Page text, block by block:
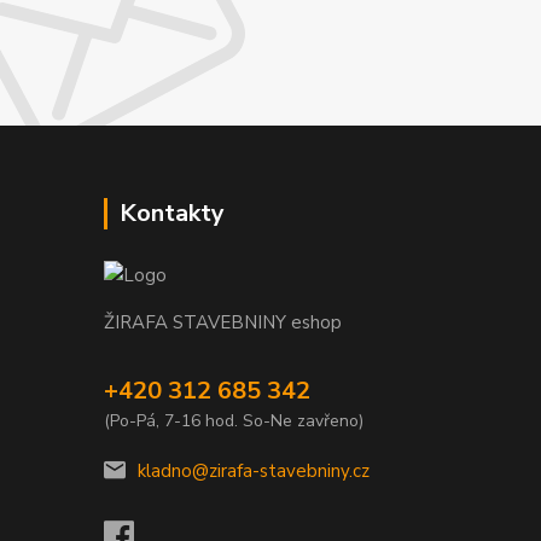
Kontakty
ŽIRAFA STAVEBNINY eshop
+420 312 685 342
(Po-Pá, 7-16 hod. So-Ne zavřeno)
kladno@zirafa-stavebniny.cz